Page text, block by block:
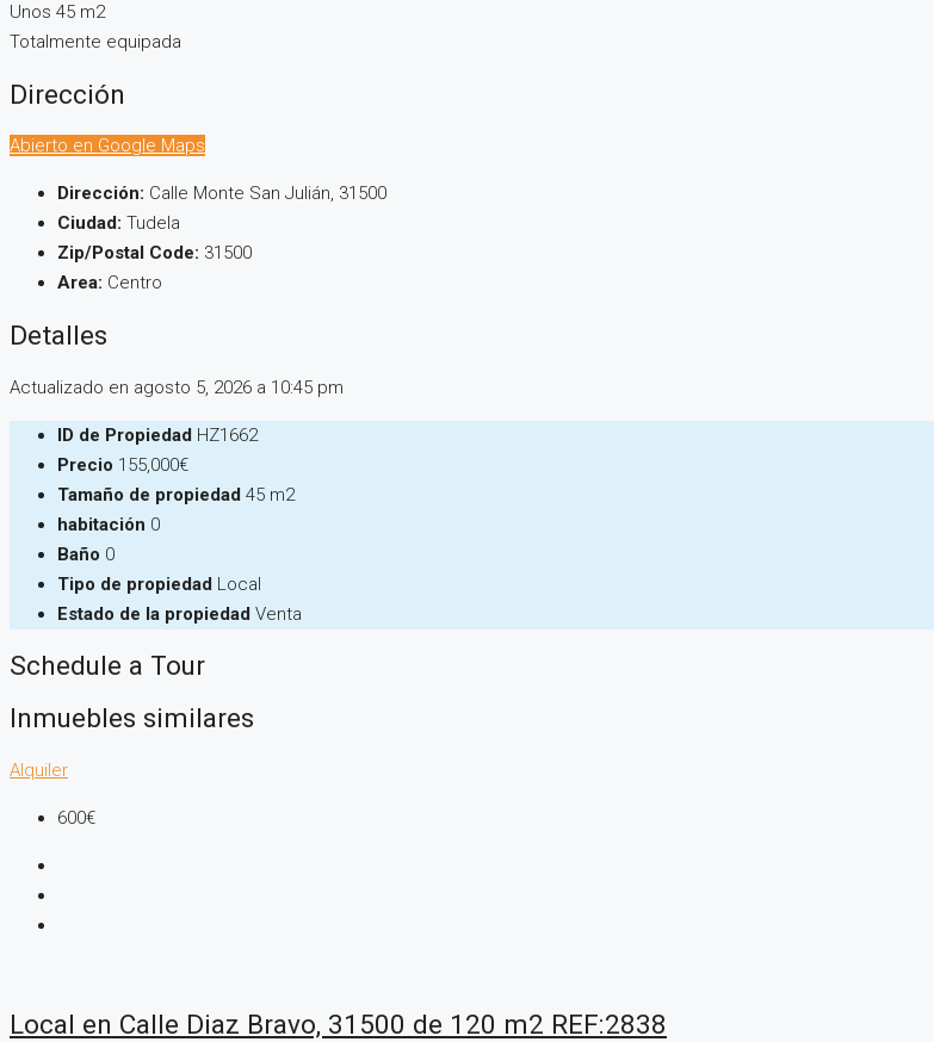
Unos 45 m2
Totalmente equipada
Dirección
Abierto en Google Maps
Dirección: Calle Monte San Julián, 31500
Ciudad: Tudela
Zip/Postal Code: 31500
Area: Centro
Detalles
Actualizado en agosto 5, 2026 a 10:45 pm
ID de Propiedad HZ1662
Precio 155,000€
Tamaño de propiedad 45 m2
habitación 0
Baño 0
Tipo de propiedad Local
Estado de la propiedad Venta
Schedule a Tour
Inmuebles similares
Alquiler
600€
Local en Calle Diaz Bravo, 31500 de 120 m2 REF:2838